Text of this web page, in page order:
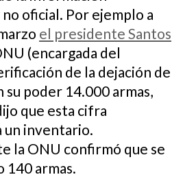
oficial. Por ejemplo a
el presidente Santos
(encargada del
de la dejación de
su poder 14.000 armas,
que esta cifra
un inventario.
la ONU confirmó que se
140 armas.